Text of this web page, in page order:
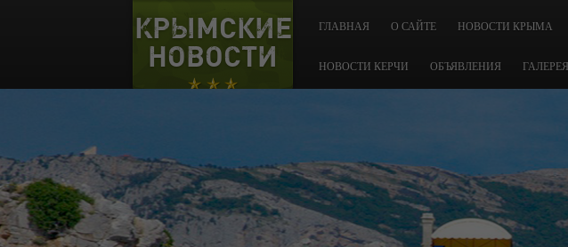
КРЫМСКИЕ
НОВОСТИ
ГЛАВНАЯ О САЙТЕ НОВОСТИ КРЫМА
НОВОСТИ КЕРЧИ ОБЪЯВЛЕНИЯ ГАЛЕРЕЯ